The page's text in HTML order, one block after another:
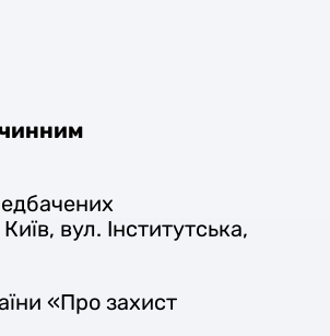
вул. Інститутська,
«Про захист